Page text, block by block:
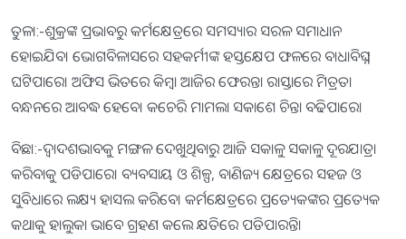
ତୁଳା:-ଶୁକ୍ରଙ୍କ ପ୍ରଭାବରୁ କର୍ମକ୍ଷେତ୍ରରେ ସମସ୍ୟାର ସରଳ ସମାଧାନ
ହୋଇଯିବ। ଭୋଗବିଳାସରେ ସହକର୍ମୀଙ୍କ ହସ୍ତକ୍ଷେପ ଫଳରେ ବାଧାବିଘ୍ନ
ଘଟିପାରେ। ଅଫିସ ଭିତରେ କିମ୍ବା ଆଜିର ଫେରନ୍ତା ରାସ୍ତାରେ ମିତ୍ରତା
ବନ୍ଧନରେ ଆବଦ୍ଧ ହେବେ। କଚେରି ମାମଲା ସକାଶେ ଚିନ୍ତା ବଢିପାରେ।
ବିଛା:-ଦ୍ୱାଦଶଭାବକୁ ମଙ୍ଗଳ ଦେଖୁଥିବାରୁ ଆଜି ସକାଳୁ ସକାଳୁ ଦୂରଯାତ୍ରା
କରିବାକୁ ପଡିପାରେ। ବ୍ୟବସାୟ ଓ ଶିଳ୍ପ, ବାଣିଜ୍ୟ କ୍ଷେତ୍ରରେ ସହଜ ଓ
ସୁବିଧାରେ ଲକ୍ଷ୍ୟ ହାସଲ କରିବେ। କର୍ମକ୍ଷେତ୍ରରେ ପ୍ରତ୍ୟେକଙ୍କର ପ୍ରତ୍ୟେକ
କଥାକୁ ହାଲୁକା ଭାବେ ଗ୍ରହଣ କଲେ କ୍ଷତିରେ ପଡିପାରନ୍ତି।